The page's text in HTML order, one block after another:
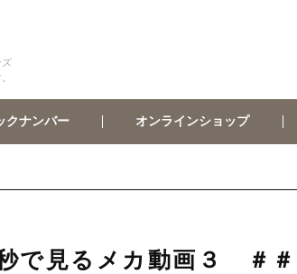
ズ
クナンバー オンラインショップ
で見るメカ動画３ ＃